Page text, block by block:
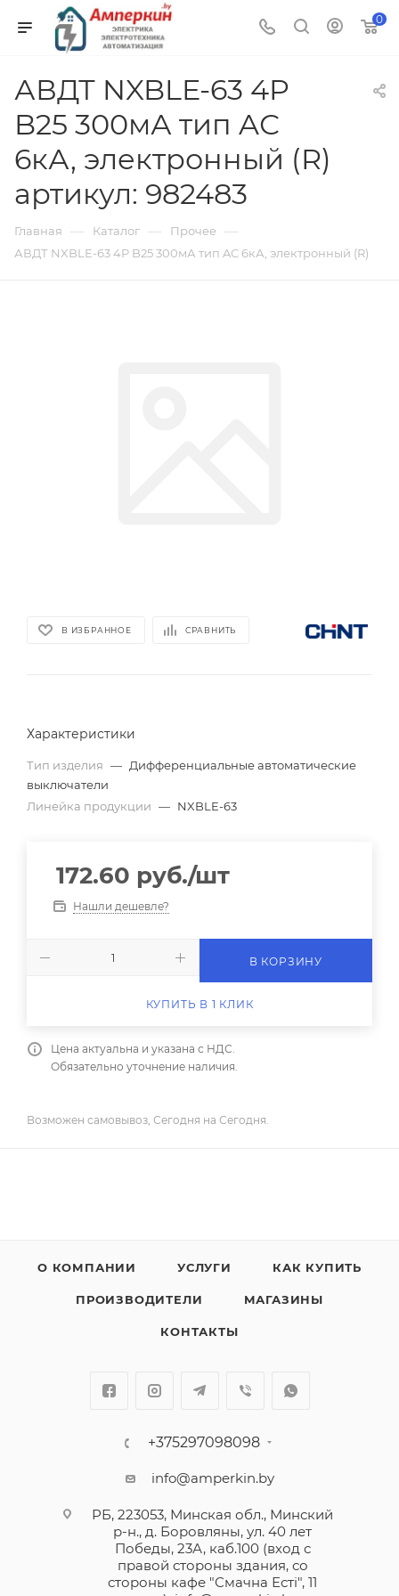
0
АВДТ NXBLE-63 4P
B25 300мА тип AС
6кА, электронный (R)
артикул: 982483
Главная — Каталог — Прочее —
АВДТ NXBLE-63 4P B25 300мА тип AС 6кА, электронный (R)
В ИЗБРАННОЕ СРАВНИТЬ
Характеристики
Тип изделия — Дифференциальные автоматические
выключатели
Линейка продукции — NXBLE-63
172.60 руб./шт
Нашли дешевле?
В КОРЗИНУ
КУПИТЬ В 1 КЛИК
Цена актуальна и указана с НДС.
Обязательно уточнение наличия.
Возможен самовывоз, Сегодня на Сегодня.
О КОМПАНИИ УСЛУГИ КАК КУПИТЬ
ПРОИЗВОДИТЕЛИ МАГАЗИНЫ
КОНТАКТЫ
+375297098098
info@amperkin.by
РБ, 223053, Минская обл., Минский
р-н., д. Боровляны, ул. 40 лет
Победы, 23А, каб.100 (вход с
правой стороны здания, со
стороны кафе "Смачна Естi", 11